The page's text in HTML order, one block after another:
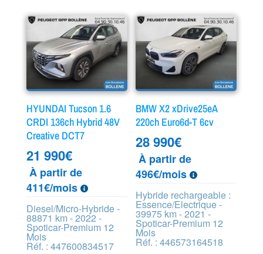
HYUNDAI Tucson 1.6
CRDI 136ch Hybrid 48V
Creative DCT7
21 990€
À partir de
411€/mois
Diesel/Micro-Hybride -
88871 km - 2022 -
Spoticar-Premium 12
Mois
Réf. : 447600834517
BMW X2 xDrive25eA
220ch Euro6d-T 6cv
28 990€
À partir de
496€/mois
Hybride rechargeable :
Essence/Electrique -
39975 km - 2021 -
Spoticar-Premium 12
Mois
Réf. : 446573164518